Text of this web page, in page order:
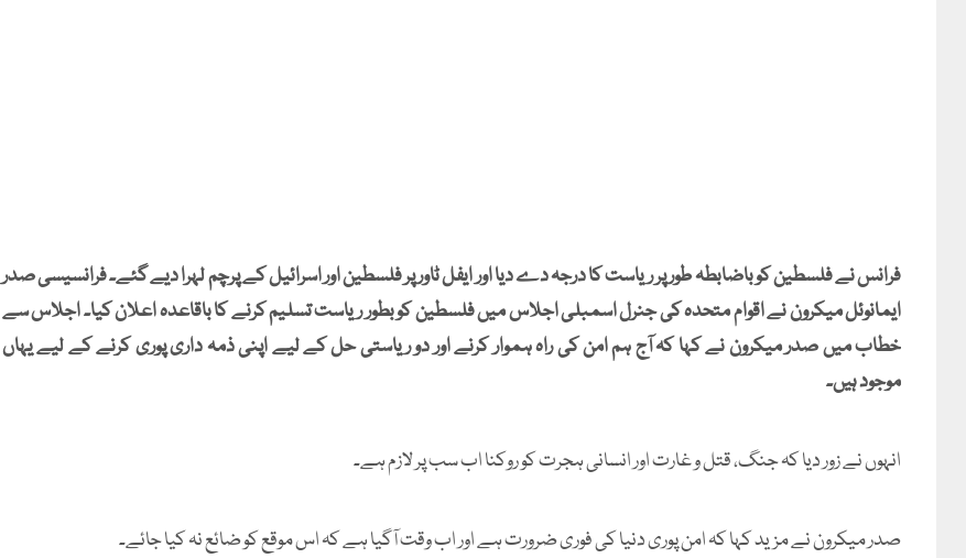
فرانس نے فلسطین کو باضابطہ طور پر ریاست کا درجہ دے دیا اور ایفل ٹاور پر فلسطین اور اسرائیل کے پرچم لہرا دیے گئے۔ فرانسیسی صدر
ایمانوئل میکرون نے اقوام متحدہ کی جنرل اسمبلی اجلاس میں فلسطین کو بطور ریاست تسلیم کرنے کا باقاعدہ اعلان کیا۔ اجلاس سے
خطاب میں صدر میکرون نے کہا کہ آج ہم امن کی راہ ہموار کرنے اور دو ریاستی حل کے لیے اپنی ذمہ داری پوری کرنے کے لیے یہاں
موجود ہیں۔
انہوں نے زور دیا کہ جنگ، قتل و غارت اور انسانی ہجرت کو روکنا اب سب پر لازم ہے۔
صدر میکرون نے مزید کہا کہ امن پوری دنیا کی فوری ضرورت ہے اور اب وقت آگیا ہے کہ اس موقع کو ضائع نہ کیا جائے۔